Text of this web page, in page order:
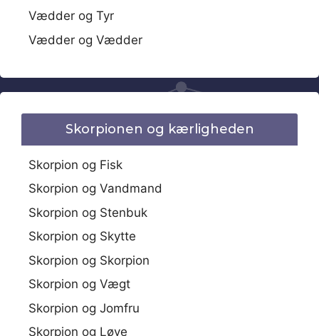
Vædder og Tyr
Vædder og Vædder
Skorpionen og kærligheden
Skorpion og Fisk
Skorpion og Vandmand
Skorpion og Stenbuk
Skorpion og Skytte
Skorpion og Skorpion
Skorpion og Vægt
Skorpion og Jomfru
Skorpion og Løve